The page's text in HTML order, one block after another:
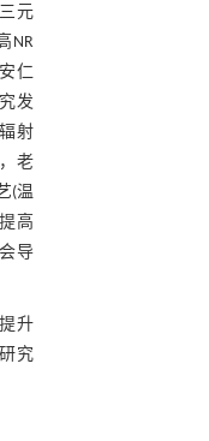
元
NR
仁
发
射
老
(温
高
导
升
究